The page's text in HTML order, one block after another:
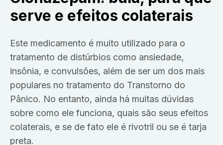
serve e efeitos colaterais
Este medicamento é muito utilizado para o
tratamento de distúrbios como ansiedade,
insônia, e convulsões, além de ser um dos mais
populares no tratamento do Transtorno do
Pânico. No entanto, ainda há muitas dúvidas
sobre como ele funciona, quais são seus efeitos
colaterais, e se de fato ele é rivotril ou se é tarja
preta.